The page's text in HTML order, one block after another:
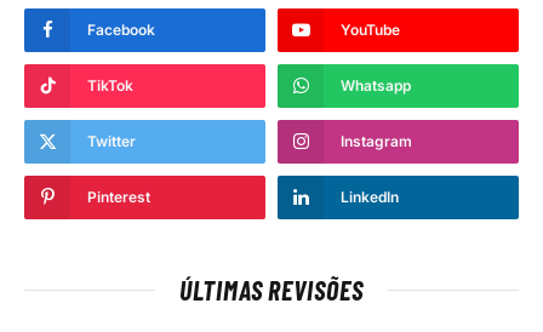
Facebook YouTube
TikTok Whatsapp
Twitter Instagram
Pinterest LinkedIn
ÚLTIMAS REVISÕES